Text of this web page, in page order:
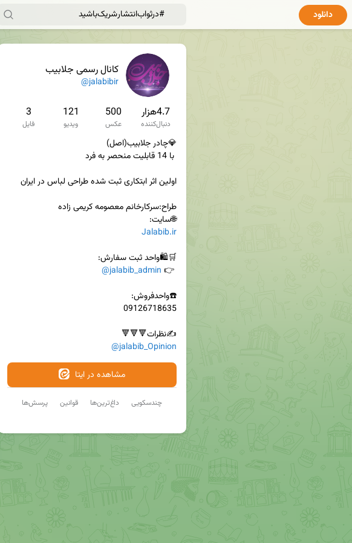
کانال رسمی جلابیب
@jalabibir
4.7هزار
دنبال‌کننده
500
عکس
121
ویدیو
3
فایل
🌐سایت:
Jalabib.ir
@jalabib_admin
✍نظرات🔻🔻🔻
@jalabib_Opinion
مشاهده در ایتا
پرسش‌ها قوانین داغ‌ترین‌ها چندسکویی
دانلود